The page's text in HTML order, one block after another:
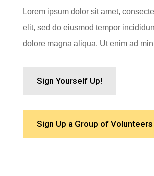
Lorem ipsum dolor sit amet,
elit, sed do eiusmod tempor
dolore magna aliqua. Ut enim ad
Sign Yourself Up!
Sign Up a Group of Volunteers